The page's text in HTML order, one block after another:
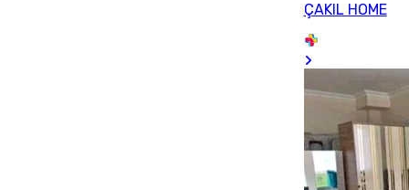
ÇAKIL HOME